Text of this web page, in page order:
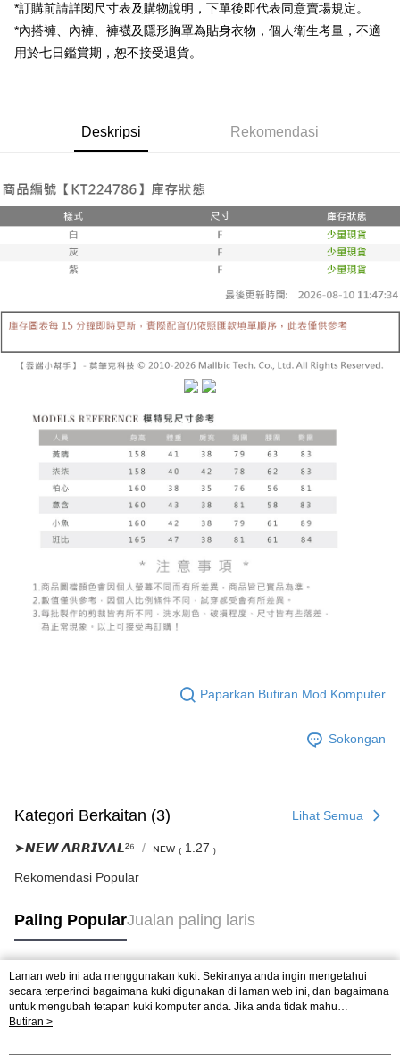
OP Pay Later
Deskripsi
[Terma Penggunaan untuk OP Pay Later]
Jika anda memilih OP Pay Later sebagai kaedah pembayaran, sistem
mudah alih anda, memilih bilangan ansuran, dan menetapkan tarikh
akhir pembayaran. Transaksi akan dianggap selesai setelah pembayaran
disahkan.
Had kredit yang diluluskan, tempoh ansuran yang tersedia, dan yuran
yang dikenakan adalah tertakluk kepada maklumat yang dinyatakan
dibuat, atau jika permohonan gagal dalam proses semakan, pesanan
akan dibatalkan secara automatik. Jika permohonan gagal pada
peringkat "semakan manual", ini bermakna kriteria pemarkahan sistem
tidak dipenuhi; butiran penilaian khusus tidak akan didedahkan.
[Arahan Pembayaran]
Pembayaran ansuran melalui OP Pay Later akan dibilkan secara
berasingan dan tidak termasuk dalam bil telekom anda. SMS peringatan
pembayaran akan dihantar selepas kitaran bil bulanan.
Selepas mengakses bil melalui pautan dalam SMS, anda boleh
menyelesaikan pembayaran anda melalui salah satu saluran berikut: kod
bar kedai serbaneka, kedai runcit Taiwan Mobile, pemindahan bank,
JKOPay, atau iPASS MONEY.
[Nota Penting]
Perkhidmatan ini disediakan oleh Taiwan Mobile Co., Ltd. (“Syarikat”),
Syarikat, dan pelanggan hendaklah membuat pembayaran mengikut
perjanjian menggunakan sistem bil Syarikat.
Untuk memenuhi hubungan kontrak yang terjalin melalui persetujuan
penggunaan OP Pay Later, peniaga akan memberikan maklumat peribadi
pengesahan semula dan pembetulan.
Untuk terma perkhidmatan penuh, sila rujuk pautan berikut:
style">https://oppay.tw/userRule
【Panduan Penggunaan Pembayaran Ansuran Gogo】
1. Perkhidmatan ini disediakan oleh Taiwan Mobile, pengguna telefon
mudah alih boleh segera menggunakan tanpa perlu memohon lagi.
(Hanya untuk nombor langganan peribadi, tidak terbuka untuk syarikat
dan kad prabayar)
2. Pilihan kaedah pembayaran "Pembayaran Ansuran Gogo", selepas
pesanan ditubuhkan, akan secara automatik dialihkan ke proses
transaksi Gogo, selepas pengesahan nombor telefon, pilih bilangan
mengesahkan pembayaran, transaksi akan selesai.
1. Dengan memilih AFTEE sebagai kaedah pembayaran, mesej
pengesahan AFTEE akan muncul.
dihantar ke alamat yang ditetapkan.
4. Setelah pesanan disahkan, anda akan menerima SMS pembayaran
manakala ahli aplikasi akan menerima pemberitahuan tolak aplikasi
5. Tiada bayaran diperlukan apabila anda menerima produk. Sila buat
pembayaran di empat kedai serbaneka utama, ATM atau perbankan
dalam talian dengan SMS pembayaran atau pemberitahuan tolak aplikasi
AFTEE.
bagaimanapun, bagi mereka yang telah memuat turun Aplikasi AFTEE
dan mendaftar sebagai ahli AFTEE boleh menikmati tempoh pembayaran
Tempoh pembayaran dikira dari masa kedai meminta pembayaran anda,
ditambah dengan bilangan hari yang boleh dilanjutkan oleh AFTEE. Anda
boleh melanjutkan tempoh pembayaran anda sebelum anda menerima
pesanan. Walau bagaimanapun, tiada jaminan bahawa anda boleh
menerima pesanan anda semasa tempoh pembayaran (cth.: produk
prapesanan atau produk yang mungkin mengambil masa yang lebih
lama untuk dihantar). Oleh itu, anda dikehendaki membuat pembayaran
kepada AFTEE dalam tempoh sama ada anda menerima pesanan.
Kedua, Sekatan Pembayaran
1. Jumlah yang diperakui untuk pengguna kali pertama boleh sehingga
NT$10,000. Amaun diperakui sebenar yang diluluskan akan berdasarkan
keputusan pensijilan dan semakan oleh AFTEE.
2. Amaun perbelanjaan minimum mestilah lebih besar daripada NT$20.
Perkhidmatan AFTEE Beli Sekarang Bayar Kemudian disediakan oleh NP
pembeli, no. telefon, nama penerima, no. telefon, alamat penerima) untuk
Jumlah yang diperakui untuk pengguna kali pertama yang lulus
pembayaran dalam tempoh tersebut, yuran pembayaran lewat sebanyak
20% setahun akan dikenakan. Pengguna bawah umur dikehendaki
mendapatkan kebenaran daripada ibu bapa atau penjaga yang sah
peribadi yang disenaraikan seperti di atas akan dikumpul dan digunakan
oleh AFTEE, sila jangan gunakan perkhidmatan ini.
Pemindahan ATM
全家取貨付款
NT$60/pesanan | Penghantaran percuma untuk pesanan
NT$1,800 atau lebih
付款後全家取貨
NT$60/pesanan | Penghantaran percuma untuk pesanan
NT$1,600 atau lebih
已關閉，請勿下單
已關閉，請勿下單(付取)
NT$10,000/pesanan
7-11取貨付款
NT$60/pesanan | Penghantaran percuma untuk pesanan
NT$1,800 atau lebih
NT$60/pesanan | Penghantaran percuma untuk pesanan
NT$1,600 atau lebih
*訂購前請詳閱尺寸表及購物說明，下單後即代表同意賣場規定。
*內搭褲、內褲、褲襪及隱形胸罩為貼身衣物，個人衛生考量，不適
用於七日鑑賞期，恕不接受退貨。
Deskripsi Rekomendasi
Paparkan Butiran Mod Komputer
Sokongan
Kategori Berkaitan (3) Lihat Semua
➤𝙉𝙀𝙒 𝘼𝙍𝙍𝙄𝙑𝘼𝙇²⁶ ɴᴇᴡ ₍ 1.27 ₎
Rekomendasi Popular
Paling PopularJualan paling laris
Tag Popular
Laman web ini ada menggunakan kuki. Sekiranya anda ingin mengetahui
secara terperinci bagaimana kuki digunakan di laman web ini, dan bagaimana
untuk mengubah tetapan kuki komputer anda. Jika anda tidak mahu
menggunakan kuki di komputer anda, sila rujuk penerangan mengenai kuki.
mengetahui secara terperinci bagaimana kuki digunakan di laman web ini,
Butiran >